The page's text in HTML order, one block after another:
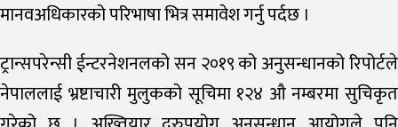
मानवअधिकारको परिभाषा भित्र समावेश गर्नु पर्दछ ।
ट्रान्सपरेन्सी ईन्टरनेशनलको सन २०१९ को अनुसन्धानको रिपोर्टले
नेपाललाई भ्रष्टाचारी मुलुकको सूचिमा १२४ औ नम्बरमा सुचिकृत